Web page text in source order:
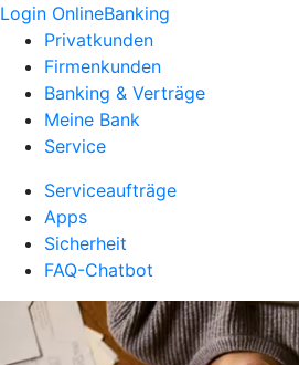
Login OnlineBanking
Privatkunden
Firmenkunden
Banking & Verträge
Meine Bank
Service
Serviceaufträge
Apps
Sicherheit
FAQ-Chatbot